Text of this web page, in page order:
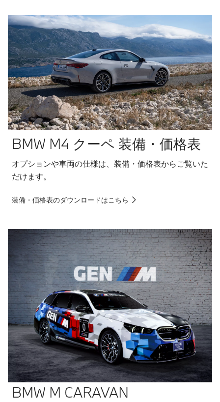
BMW M4 クーペ 装備・価格表
オプションや車両の仕様は、装備・価格表からご覧いた
だけます。
装備・価格表のダウンロードはこちら
BMW M CARAVAN